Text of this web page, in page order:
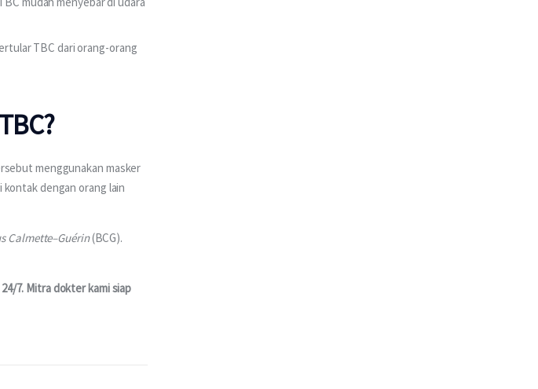
TBC dari orang-orang
menggunakan masker
dengan orang lain
Calmette–Guérin (BCG).
7. Mitra dokter kami siap